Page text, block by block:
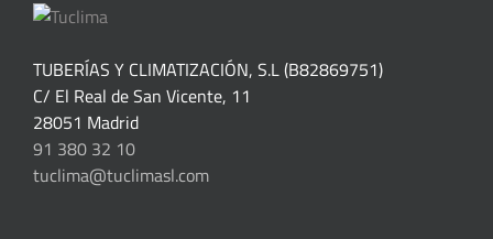
TUBERÍAS Y CLIMATIZACIÓN, S.L (B82869751)
C/ El Real de San Vicente, 11
28051 Madrid
91 380 32 10
tuclima@tuclimasl.com